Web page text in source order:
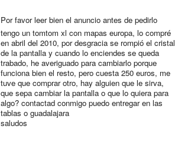
Por favor leer bien el anuncio antes de pedirlo
tengo un tomtom xl con mapas europa, lo compré
en abril del 2010, por desgracia se rompió el cristal
de la pantalla y cuando lo enciendes se queda
trabado, he averiguado para cambiarlo porque
funciona bien el resto, pero cuesta 250 euros, me
tuve que comprar otro, hay alguien que le sirva,
que sepa cambiar la pantalla o que lo quiera para
algo? contactad conmigo puedo entregar en las
tablas o guadalajara
saludos